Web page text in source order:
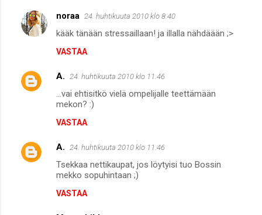
noraa 24. huhtikuuta 2010 klo 8.40
kääk tänään stressaillaan! ja illalla nähdäään ;>
VASTAA
A. 24. huhtikuuta 2010 klo 11.46
...vai ehtisitkö vielä ompelijalle teettämään
mekon? :)
VASTAA
A. 24. huhtikuuta 2010 klo 11.46
Tsekkaa nettikaupat, jos löytyisi tuo Bossin
mekko sopuhintaan ;)
VASTAA